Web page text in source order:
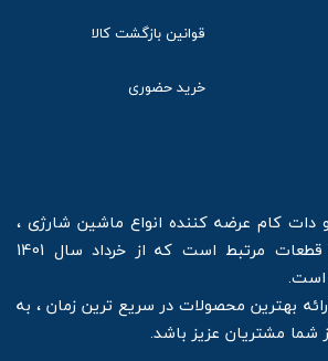
کام عرضه کننده انواع ماشین شارژی ،
موتور شارژی ، باطری و قطعات مرتبط است که از خرداد سال 1401
است.
بهترین محصولات در سریع ترین زمان ، به
شما مشتریان عزیز باشد.
قوانین بازگشت کالا
خرید حضوری